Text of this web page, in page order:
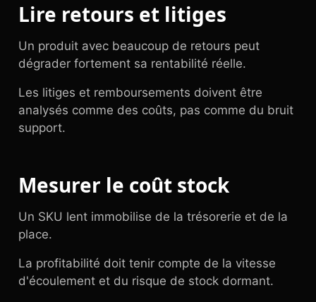
Lire retours et litiges
Un produit avec beaucoup de retours peut
dégrader fortement sa rentabilité réelle.
Les litiges et remboursements doivent être
analysés comme des coûts, pas comme du bruit
support.
Mesurer le coût stock
Un SKU lent immobilise de la trésorerie et de la
place.
La profitabilité doit tenir compte de la vitesse
d'écoulement et du risque de stock dormant.